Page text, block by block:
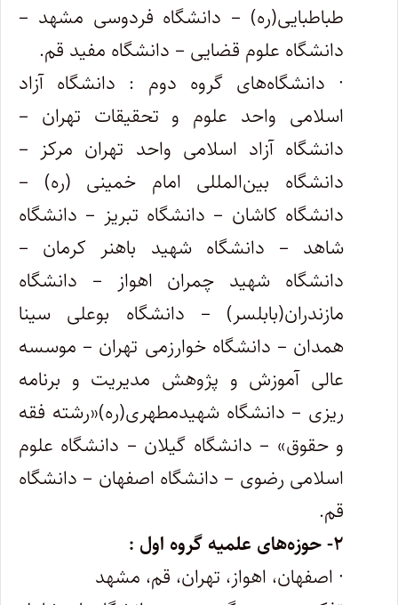
طباطبایی(ره) – دانشگاه فردوسی مشهد –
دانشگاه علوم قضایی – دانشگاه مفید قم.
· دانشگاه‌های گروه دوم : دانشگاه آزاد
اسلامی واحد علوم و تحقیقات تهران –
دانشگاه آزاد اسلامی واحد تهران مرکز –
دانشگاه بین‌المللی امام خمینی (ره) –
دانشگاه کاشان – دانشگاه تبریز – دانشگاه
شاهد – دانشگاه شهید باهنر کرمان –
دانشگاه شهید چمران اهواز – دانشگاه
مازندران(بابلسر) – دانشگاه بوعلی سینا
همدان – دانشگاه خوارزمی تهران – موسسه
عالی آموزش و پژوهش مدیریت و برنامه
ریزی – دانشگاه شهیدمطهری(ره)«رشته فقه
و حقوق» – دانشگاه گیلان – دانشگاه علوم
اسلامی رضوی – دانشگاه اصفهان – دانشگاه
قم.
۲- حوزه‌های علمیه گروه اول :
· اصفهان، اهواز، تهران، قم، مشهد